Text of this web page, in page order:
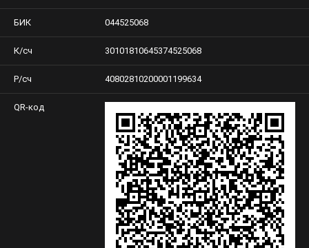
БИК 044525068
К/сч 30101810645374525068
Р/сч 40802810200001199634
QR-код